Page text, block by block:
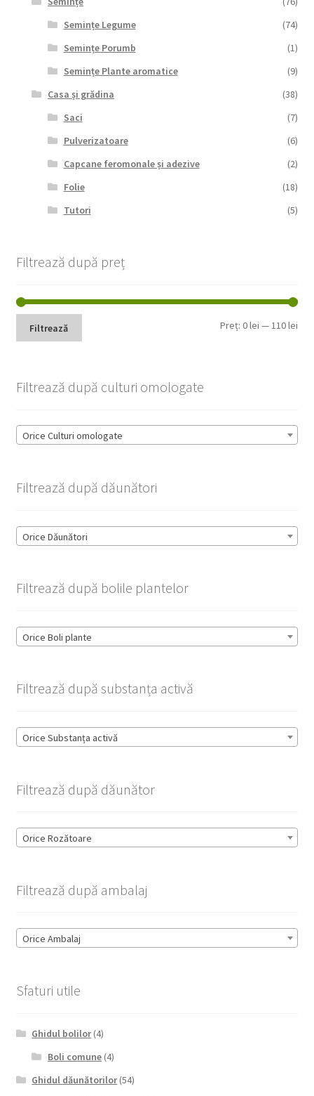
Semințe Legume
(74)
Semințe Porumb
(1)
Semințe Plante aromatice
(9)
Casa și grădina
(38)
Saci
(7)
Pulverizatoare
(6)
Capcane feromonale și adezive
(2)
Folie
(18)
Tutori
(5)
Filtrează după preț
Filtrează Preț:0 lei —110 lei
Filtrează după culturi omologate
Orice Culturi omologate
Filtrează după dăunători
Orice Dăunători
Filtrează după bolile plantelor
Orice Boli plante
Filtrează după substanța activă
Orice Substanța activă
Filtrează după dăunător
Orice Rozătoare
Filtrează după ambalaj
Orice Ambalaj
Sfaturi utile
Ghidul bolilor(4)
Boli comune(4)
Ghidul dăunătorilor(54)